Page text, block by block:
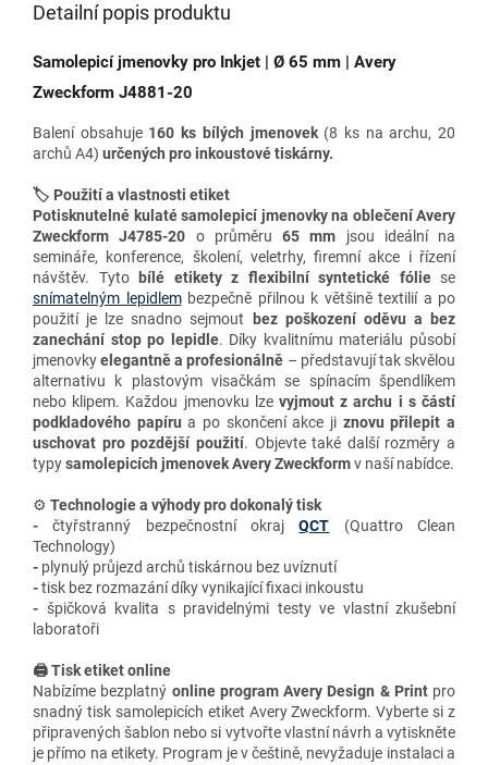
Detailní popis produktu
Samolepicí jmenovky pro Inkjet | Ø 65 mm
| Avery
Zweckform J4881-20
Balení obsahuje 160 ks bílých jmenovek (8 ks na archu, 20
archů A4) určených pro inkoustovétiskárny.
🏷️ Použití a vlastnosti etiket
Potisknutelné kulaté samolepicí jmenovky na oblečení Avery
Zweckform J4785-20 o průměru 65 mm jsou ideální na
semináře, konference, školení, veletrhy, firemní akce i řízení
návštěv. Tyto
bílé etikety z flexibilní syntetické fólie se
snímatelným lepidlembezpečně přilnou k většině textilií a po
použití je lze snadno sejmout
bez poškození oděvu a bez
zanechání stop po lepidle. Díky kvalitnímu materiálu působí
jmenovkyelegantně a profesionálně – představují tak skvělou
alternativu k plastovým visačkám se spínacím špendlíkem
nebo klipem. Každou jmenovku lze vyjmout z archu i s částí
podkladového papíru a po skončení akce ji znovu přilepit a
uschovat pro pozdější použití. Objevte také další rozměry a
typysamolepicích jmenovek Avery Zweckformv naší nabídce.
⚙️ Technologie a výhodypro dokonalý tisk
-čtyřstranný bezpečnostní okraj QCT
(Quattro Clean
Technology)
- plynulý průjezd archů tiskárnou bez uvíznutí
-tisk bez rozmazání díky vynikající fixaci inkoustu
- špičková kvalita s pravidelnými testy ve vlastní zkušební
laboratoři
🖨️ Tisk etiket online
Nabízíme bezplatný online program Avery Design & Print pro
snadný tisk samolepicích etiket Avery Zweckform. Vyberte si z
připravených šablon nebo si vytvořte vlastní návrh a vytiskněte
je přímo na etikety. Program je v češtině, nevyžaduje instalaci a